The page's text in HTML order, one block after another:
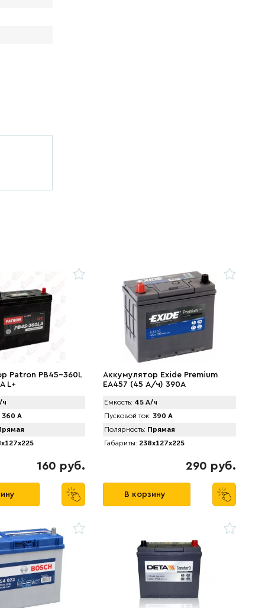
Patron PB45-360L
L+
360 А
160 руб.
Аккумулятор Exide Premium
EA457 (45 А/ч) 390A
Емкость: 45 А/ч
Пусковой ток: 390 А
Полярность: Прямая
Габариты: 238x127x225
290 руб.
В корзину